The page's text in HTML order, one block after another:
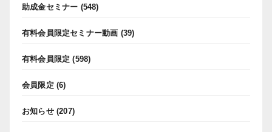
助成金セミナー (548)
有料会員限定セミナー動画 (39)
有料会員限定 (598)
会員限定 (6)
お知らせ(207)